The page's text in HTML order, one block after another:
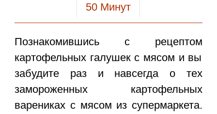
50 Минут
Познакомившись с рецептом
картофельных галушек с мясом и вы
забудите раз и навсегда о тех
замороженных картофельных
варениках с мясом из супермаркета.